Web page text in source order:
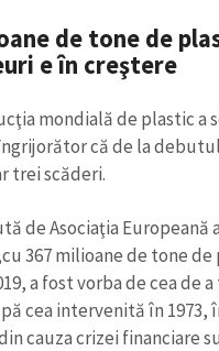
de tone de
e în creştere
mondială de plastic a
că de la
trei scăderi.
de Asociaţia Europeană
367 milioane de tone
a fost vorba de cea de
cea intervenită în 1973,
cauza crizei financiare